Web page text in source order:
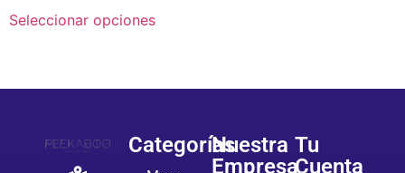
Seleccionar opciones
CategoríasNuestra
Empresa
Tu
Cuenta